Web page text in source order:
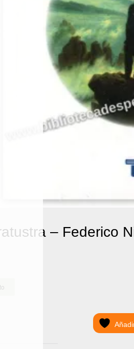
– Federico